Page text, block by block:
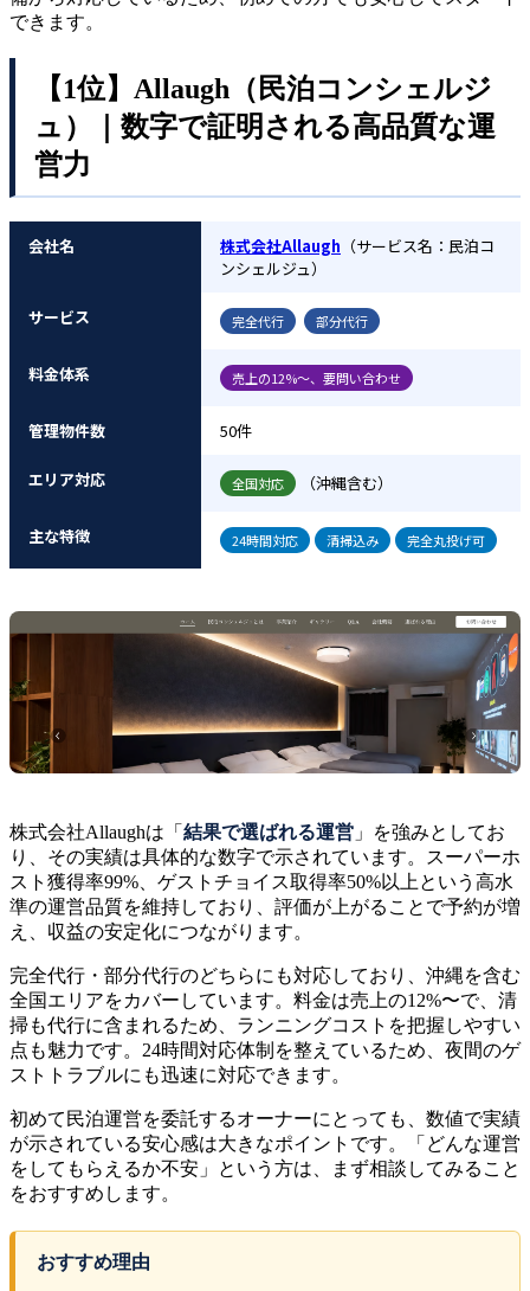
できます。
【1位】Allaugh（民泊コンシェルジ
ュ）｜数字で証明される高品質な運
営力
会社名 株式会社Allaugh （サービス名：民泊コ
ンシェルジュ）
サービス 完全代行 部分代行
料金体系 売上の12%〜、要問い合わせ
管理物件数 50件
エリア対応 全国対応 （沖縄含む）
主な特徴 24時間対応 清掃込み 完全丸投げ可
株式会社Allaughは「 結果で選ばれる運営 」を強みとしてお
り、その実績は具体的な数字で示されています。スーパーホ
スト獲得率99%、ゲストチョイス取得率50%以上という高水
準の運営品質を維持しており、評価が上がることで予約が増
え、収益の安定化につながります。
完全代行・部分代行のどちらにも対応しており、沖縄を含む
全国エリアをカバーしています。料金は売上の12%〜で、清
掃も代行に含まれるため、ランニングコストを把握しやすい
点も魅力です。24時間対応体制を整えているため、夜間のゲ
ストトラブルにも迅速に対応できます。
初めて民泊運営を委託するオーナーにとっても、数値で実績
が示されている安心感は大きなポイントです。「どんな運営
をしてもらえるか不安」という方は、まず相談してみること
をおすすめします。
おすすめ理由